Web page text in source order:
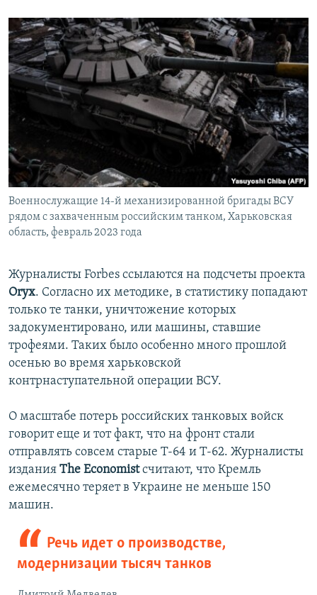
Военнослужащие 14-й механизированной бригады ВСУ
рядом с захваченным российским танком, Харьковская
область, февраль 2023 года
Журналисты Forbes ссылаются на подсчеты проекта
Oryx. Согласно их методике, в статистику попадают
только те танки, уничтожение которых
задокументировано, или машины, ставшие
трофеями. Таких было особенно много прошлой
осенью во время харьковской
контрнаступательной операции ВСУ.
О масштабе потерь российских танковых войск
говорит еще и тот факт, что на фронт стали
отправлять совсем старые Т-64 и Т-62. Журналисты
издания The Economistсчитают, что Кремль
ежемесячно теряет в Украине не меньше 150
машин.
Речь идет о производстве,
модернизации тысяч танков